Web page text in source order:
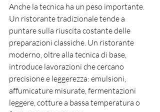
Anche la tecnica ha un peso importante.
Un ristorante tradizionale tende a
puntare sulla riuscita costante delle
preparazioni classiche. Un ristorante
moderno, oltre alla tecnica di base,
introduce lavorazioni che cercano
precisione e leggerezza: emulsioni,
affumicature misurate, fermentazioni
leggere, cotture a bassa temperatura o